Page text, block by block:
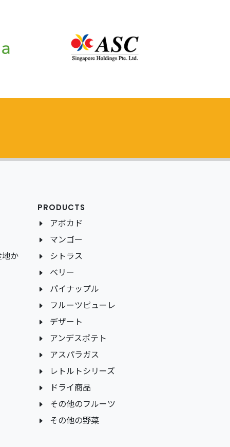
か
PRODUCTS
アボカド
マンゴー
シトラス
ベリー
パイナップル
フルーツピューレ
デザート
アンデスポテト
アスパラガス
レトルトシリーズ
ドライ商品
その他のフルーツ
その他の野菜